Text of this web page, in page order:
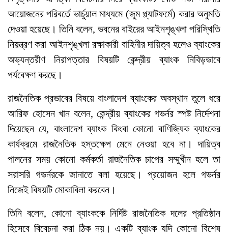
আয়োজনের পরিবর্তে ভার্চুয়াল মাধ্যমে (জুম প্ল্যাটফর্মে) করার অনুমতি
দেওয়া হয়েছে। তিনি বলেন, ভবনের বাইরের আইনশৃঙ্খলা পরিস্থিতি
নিয়ন্ত্রণ করা আইনশৃঙ্খলা রক্ষাকারী বাহিনীর দায়িত্ব হলেও ব্যাংকের
অভ্যন্তরীণ নিরাপত্তার বিষয়টি কেন্দ্রীয় ব্যাংক নিবিড়ভাবে
পর্যবেক্ষণ করছে।
রাজনৈতিক প্রভাবের বিষয়ে বাংলাদেশ ব্যাংকের অবস্থান তুলে ধরে
আরিফ হোসেন খান বলেন, কেন্দ্রীয় ব্যাংকের গভর্নর স্পষ্ট নির্দেশনা
দিয়েছেন যে, বাংলাদেশ ব্যাংক কিংবা কোনো বাণিজ্যিক ব্যাংকের
কার্যক্রমে রাজনৈতিক হস্তক্ষেপ মেনে নেওয়া হবে না। দায়িত্ব
পালনের সময় কোনো কর্মকর্তা রাজনৈতিক চাপের সম্মুখীন হলে তা
সরাসরি গভর্নরকে জানাতে বলা হয়েছে। প্রয়োজন হলে গভর্নর
নিজেই বিষয়টি মোকাবিলা করবেন।
তিনি বলেন, কোনো ব্যাংককে নির্দিষ্ট রাজনৈতিক দলের প্রতিষ্ঠান
হিসেবে বিবেচনা করা ঠিক নয়। একটি ব্যাংক যদি কোনো বিশেষ